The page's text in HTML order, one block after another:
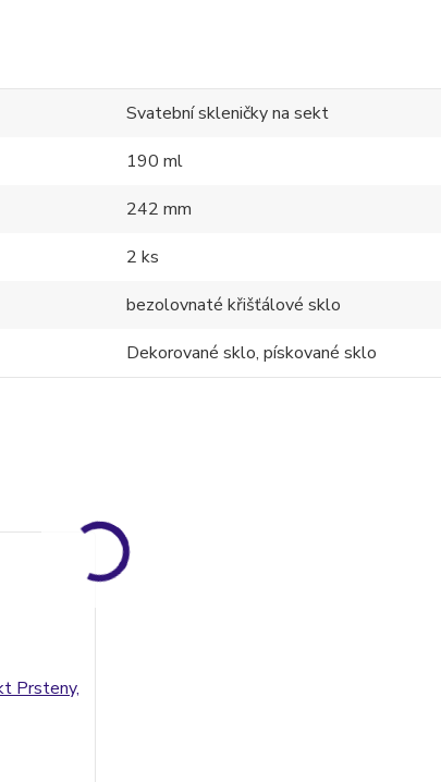
Svatební skleničky na sekt
190 ml
242 mm
2 ks
bezolovnaté křišťálové sklo
Dekorované sklo, pískované sklo